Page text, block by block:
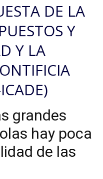
DE LA
Y
Y LA
grandes
hay poca
de las